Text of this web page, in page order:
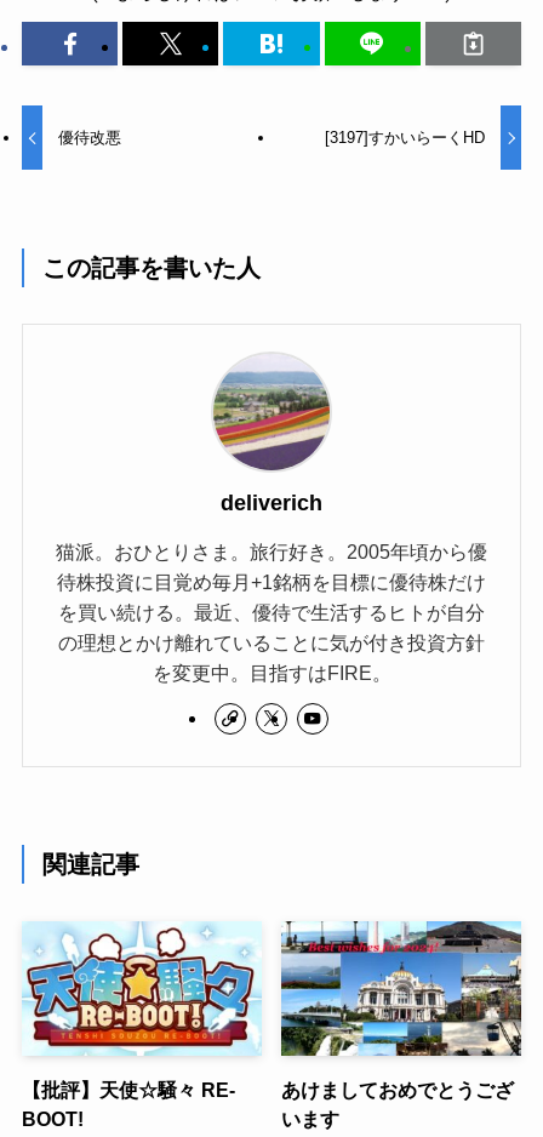
優待改悪 [3197]すかいらーくHD
この記事を書いた人
deliverich
猫派。おひとりさま。旅行好き。2005年頃から優
待株投資に目覚め毎月+1銘柄を目標に優待株だけ
を買い続ける。最近、優待で生活するヒトが自分
の理想とかけ離れていることに気が付き投資方針
を変更中。目指すはFIRE。
関連記事
【批評】天使☆騒々 RE-
BOOT!
あけましておめでとうござ
います